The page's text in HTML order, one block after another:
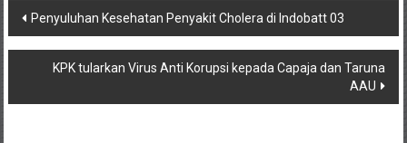
Post
navigation
Penyuluhan Kesehatan Penyakit Cholera di Indobatt 03
KPK tularkan Virus Anti Korupsi kepada Capaja dan Taruna
AAU